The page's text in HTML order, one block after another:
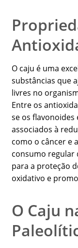
O caju é uma
substâncias que
livres no
Entre os
se os
associados à
como o câncer e
consumo
para a proteção
oxidativo e
O Caju